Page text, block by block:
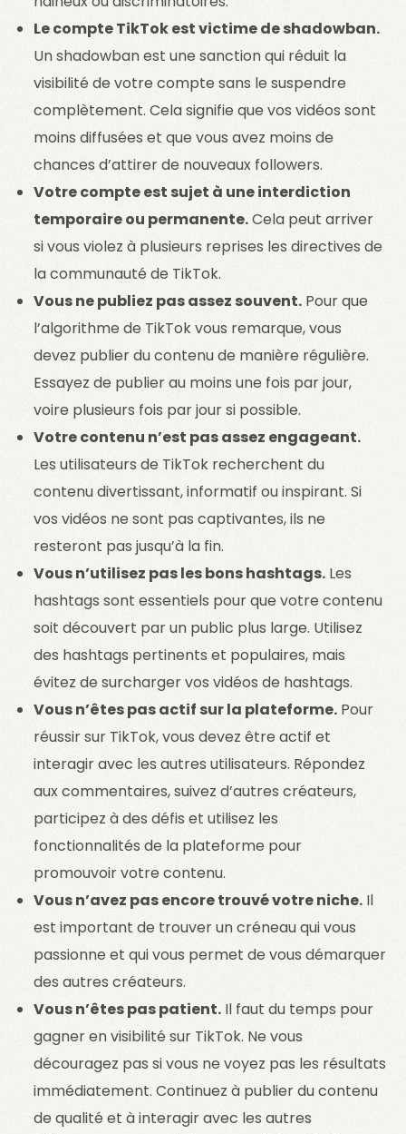
Le compte TikTok est victime de shadowban.
Un shadowban est une sanction qui réduit la
visibilité de votre compte sans le suspendre
complètement. Cela signifie que vos vidéos sont
moins diffusées et que vous avez moins de
chances d’attirer de nouveaux followers.
Votre compte est sujet à une interdiction
temporaire ou permanente.Cela peut arriver
si vous violez à plusieurs reprises les directives de
la communauté de TikTok.
Vous ne publiez pas assez souvent. Pour que
l’algorithme de TikTok vous remarque, vous
devez publier du contenu de manière régulière.
Essayez de publier au moins une fois par jour,
voire plusieurs fois par jour si possible.
Votre contenu n’est pas assez engageant.
Les utilisateurs de TikTok recherchent du
contenu divertissant, informatif ou inspirant. Si
vos vidéos ne sont pas captivantes, ils ne
resteront pas jusqu’à la fin.
Vous n’utilisez pas les bons hashtags. Les
hashtags sont essentiels pour que votre contenu
soit découvert par un public plus large. Utilisez
des hashtags pertinents et populaires, mais
évitez de surcharger vos vidéos de hashtags.
Vous n’êtes pas actif sur la plateforme. Pour
réussir sur TikTok, vous devez être actif et
interagir avec les autres utilisateurs. Répondez
aux commentaires, suivez d’autres créateurs,
participez à des défis et utilisez les
fonctionnalités de la plateforme pour
promouvoir votre contenu.
Vous n’avez pas encore trouvé votre niche. Il
est important de trouver un créneau qui vous
passionne et qui vous permet de vous démarquer
des autres créateurs.
Vous n’êtes pas patient. Il faut du temps pour
gagner en visibilité sur TikTok. Ne vous
découragez pas si vous ne voyez pas les résultats
immédiatement. Continuez à publier du contenu
de qualité et à interagir avec les autres